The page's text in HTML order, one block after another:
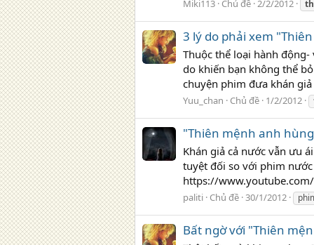
Miki113 Chủ đề 2/2/2012
3 lý do phải xem
Thuộc thể loại hành
do khiến bạn không thể
chuyện phim đưa khán giả
Yuu_chan Chủ đề 1/2/2012
"Thiên mệnh anh
Khán giả cả nước vẫn ưu
tuyệt đối so với phim
https://
paliti Chủ đề 30/1/2012
Bất ngờ với "Thiên